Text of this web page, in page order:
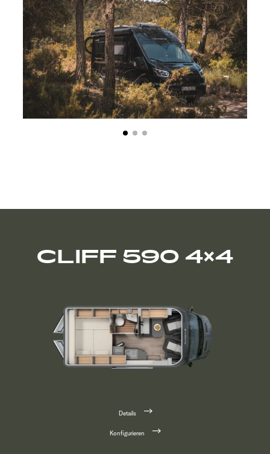
CLIFF 590 4×4
Details
Konfigurieren